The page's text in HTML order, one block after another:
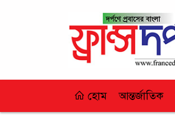
হোম আন্তর্জাতিক